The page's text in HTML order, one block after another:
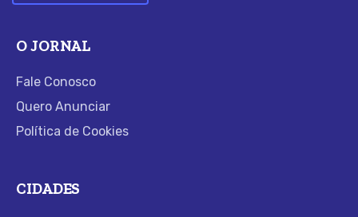
O JORNAL
Fale Conosco
Quero Anunciar
Política de Cookies
CIDADES